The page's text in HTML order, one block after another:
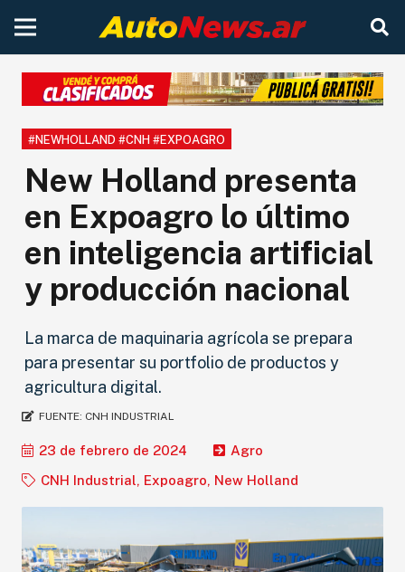
#NEWHOLLAND #CNH #EXPOAGRO
New Holland presenta
en Expoagro lo último
en inteligencia artificial
y producción nacional
La marca de maquinaria agrícola se prepara
para presentar su portfolio de productos y
agricultura digital.
FUENTE: CNH INDUSTRIAL
23 de febrero de 2024
Agro
CNH Industrial, Expoagro, New Holland